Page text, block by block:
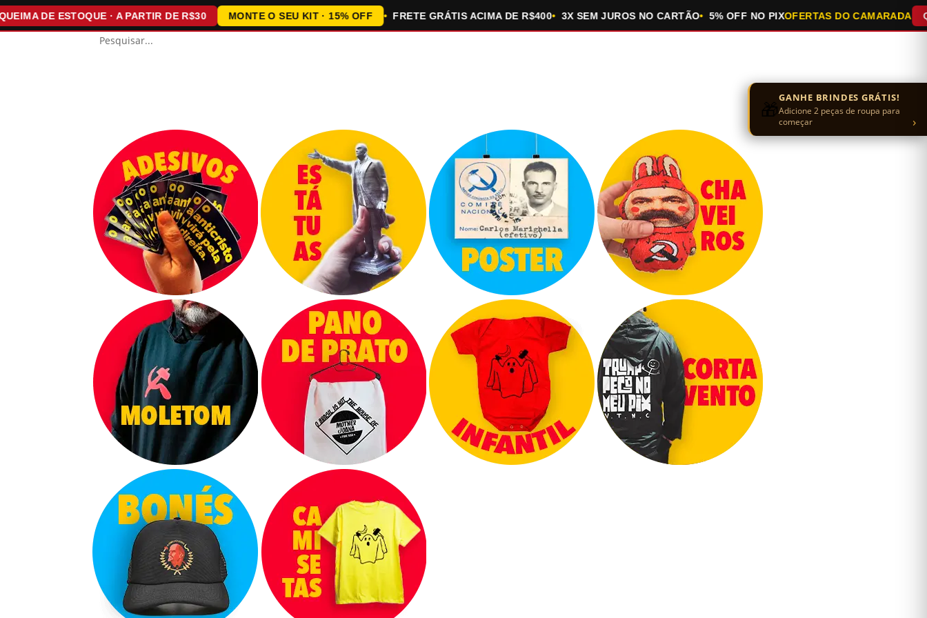
DE ESTOQUE · A PARTIR DE R$30 MONTE O SEU KIT · 15% OFF FRETE GRÁTIS ACIMA DE R$400 3X SEM JUROS NO CARTÃO 5% OFF NO PIXOFERTAS DO CAMARADA
🎁GANHE BRINDES GRÁTIS!
Adicione 2 peças de roupa para
começar
›